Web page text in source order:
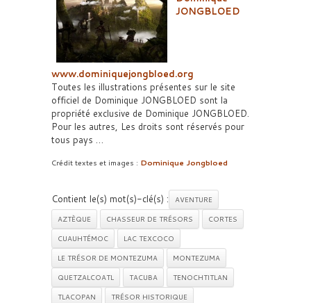
JONGBLOED
www.dominiquejongbloed.org
Toutes les illustrations présentes sur le site
officiel de Dominique JONGBLOED sont la
propriété exclusive de Dominique JONGBLOED.
Pour les autres, Les droits sont réservés pour
tous pays …
Crédit textes et images : Dominique Jongbloed
Contient le(s) mot(s)-clé(s) :
AVENTURE
AZTÈQUE
CHASSEUR DE TRÉSORS
CORTES
CUAUHTÉMOC
LAC TEXCOCO
LE TRÉSOR DE MONTEZUMA
MONTEZUMA
QUETZALCOATL
TACUBA
TENOCHTITLAN
TLACOPAN
TRÉSOR HISTORIQUE